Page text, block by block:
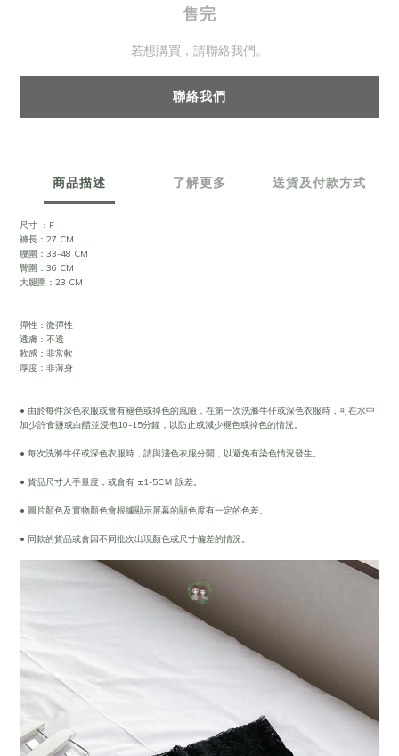
售完
若想購買，請聯絡我們。
聯絡我們
商品描述 了解更多 送貨及付款方式
尺寸 ：F
褲長：27 CM
腰圍：33-48 CM
臀圍：36 CM
大腿圍：23 CM
彈性：微彈性
透膚：不透
軟感：非常軟
厚度：非薄身
• 由於每件深色衣服或會有褪色或掉色的風險，在第一次洗滌牛仔或深色衣服時，可在水中
加少許食鹽或白醋並浸泡10-15分鐘，以防止或減少褪色或掉色的情況。
• 每次洗滌牛仔或深色衣服時，請與淺色衣服分開，以避免有染色情況發生。
• 貨品尺寸人手量度，或會有 ±1-5CＭ 誤差。
• 圖片顏色及實物顏色會根據顯示屏幕的顯色度有一定的色差。
• 同款的貨品或會因不同批次出現顏色或尺寸偏差的情況。